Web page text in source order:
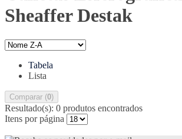
Sheaffer Destak
Tabela
Lista
Comparar (0)
Resultado(s): 0 produtos encontrados
Itens por página